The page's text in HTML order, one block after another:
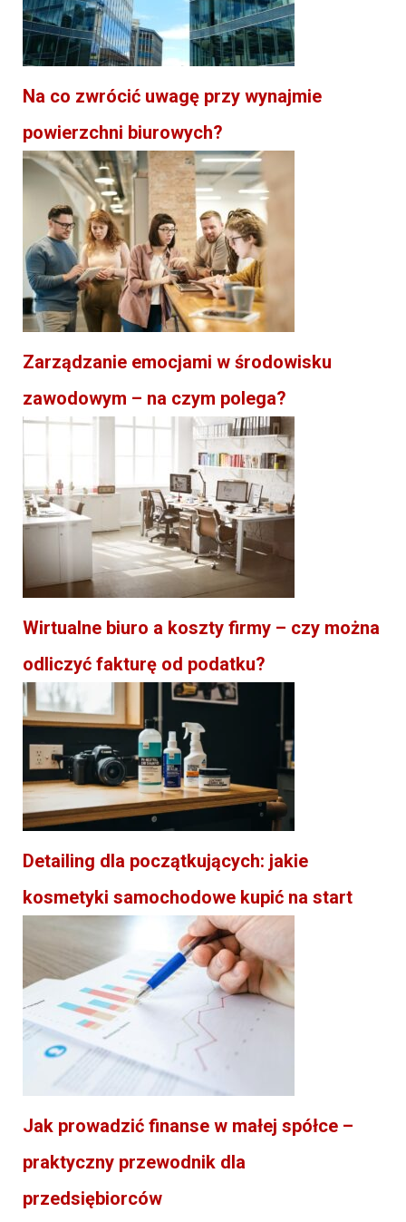
Na co zwrócić uwagę przy wynajmie
powierzchni biurowych?
Zarządzanie emocjami w środowisku
zawodowym – na czym polega?
Wirtualne biuro a koszty firmy – czy można
odliczyć fakturę od podatku?
Detailing dla początkujących: jakie
kosmetyki samochodowe kupić na start
Jak prowadzić finanse w małej spółce –
praktyczny przewodnik dla
przedsiębiorców